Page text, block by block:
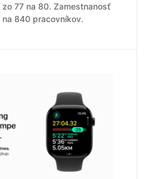
77 na 80. Zamestnanosť
840 pracovníkov.